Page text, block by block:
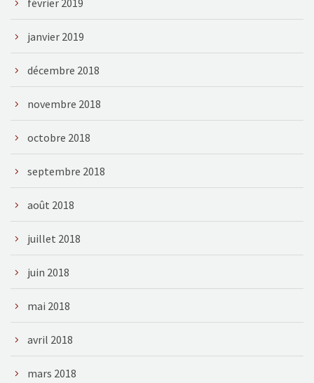
février 2019
janvier 2019
décembre 2018
novembre 2018
octobre 2018
septembre 2018
août 2018
juillet 2018
juin 2018
mai 2018
avril 2018
mars 2018